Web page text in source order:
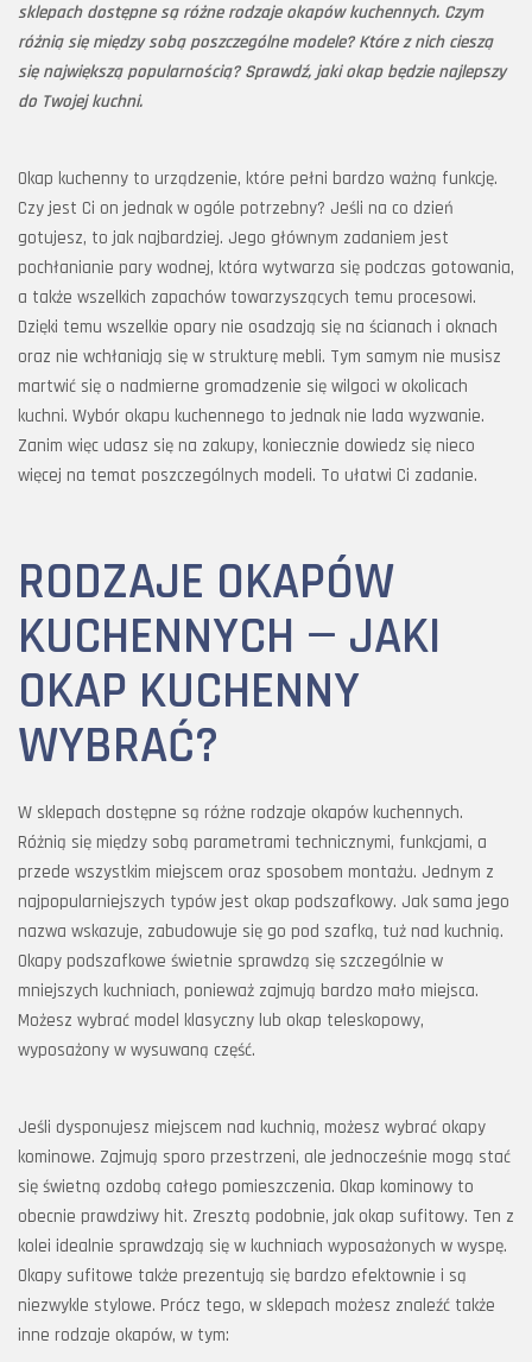
sklepach dostępne są różne rodzaje okapów kuchennych. Czym
różnią się między sobą poszczególne modele? Które z nich cieszą
się największą popularnością? Sprawdź, jaki okap będzie najlepszy
do Twojej kuchni.
Okap kuchenny to urządzenie, które pełni bardzo ważną funkcję.
Czy jest Ci on jednak w ogóle potrzebny? Jeśli na co dzień
gotujesz, to jak najbardziej. Jego głównym zadaniem jest
pochłanianie pary wodnej, która wytwarza się podczas gotowania,
a także wszelkich zapachów towarzyszących temu procesowi.
Dzięki temu wszelkie opary nie osadzają się na ścianach i oknach
oraz nie wchłaniają się w strukturę mebli. Tym samym nie musisz
martwić się o nadmierne gromadzenie się wilgoci w okolicach
kuchni. Wybór okapu kuchennego to jednak nie lada wyzwanie.
Zanim więc udasz się na zakupy, koniecznie dowiedz się nieco
więcej na temat poszczególnych modeli. To ułatwi Ci zadanie.
RODZAJE OKAPÓW
KUCHENNYCH — JAKI
OKAP KUCHENNY
WYBRAĆ?
W sklepach dostępne są różne rodzaje okapów kuchennych.
Różnią się między sobą parametrami technicznymi, funkcjami, a
przede wszystkim miejscem oraz sposobem montażu. Jednym z
najpopularniejszych typów jest okap podszafkowy. Jak sama jego
nazwa wskazuje, zabudowuje się go pod szafką, tuż nad kuchnią.
Okapy podszafkowe świetnie sprawdzą się szczególnie w
mniejszych kuchniach, ponieważ zajmują bardzo mało miejsca.
Możesz wybrać model klasyczny lub okap teleskopowy,
wyposażony w wysuwaną część.
Jeśli dysponujesz miejscem nad kuchnią, możesz wybrać okapy
kominowe. Zajmują sporo przestrzeni, ale jednocześnie mogą stać
się świetną ozdobą całego pomieszczenia. Okap kominowy to
obecnie prawdziwy hit. Zresztą podobnie, jak okap sufitowy. Ten z
kolei idealnie sprawdzają się w kuchniach wyposażonych w wyspę.
Okapy sufitowe także prezentują się bardzo efektownie i są
niezwykle stylowe. Prócz tego, w sklepach możesz znaleźć także
inne rodzaje okapów, w tym: